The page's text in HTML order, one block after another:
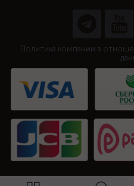
Политика компании в